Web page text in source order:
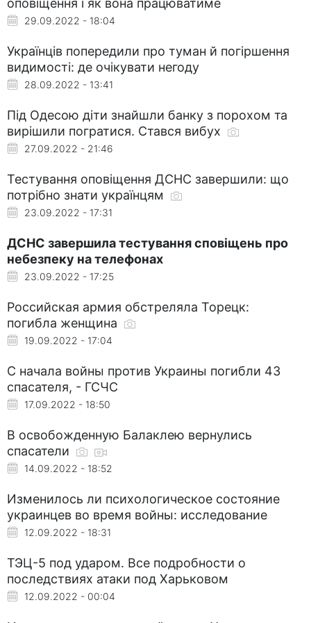
оповіщення і як вона працюватиме
29.09.2022 - 18:04
Українців попередили про туман й погіршення
видимості: де очікувати негоду
28.09.2022 - 13:41
Під Одесою діти знайшли банку з порохом та
вирішили погратися. Стався вибух
27.09.2022 - 21:46
Тестування оповіщення ДСНС завершили: що
потрібно знати українцям
23.09.2022 - 17:31
ДСНС завершила тестування сповіщень про
небезпеку на телефонах
23.09.2022 - 17:25
Российская армия обстреляла Торецк:
погибла женщина
19.09.2022 - 17:04
С начала войны против Украины погибли 43
спасателя, - ГСЧС
17.09.2022 - 18:50
В освобожденную Балаклею вернулись
спасатели
14.09.2022 - 18:52
Изменилось ли психологическое состояние
украинцев во время войны: исследование
12.09.2022 - 18:31
ТЭЦ-5 под ударом. Все подробности о
последствиях атаки под Харьковом
12.09.2022 - 00:04